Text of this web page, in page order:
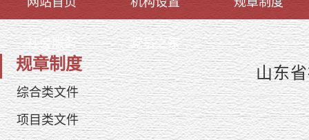
社会服务 党员之家
规章制度
综合类文件
项目类文件
山东